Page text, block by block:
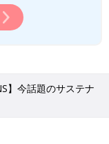
】今話題のサステナ